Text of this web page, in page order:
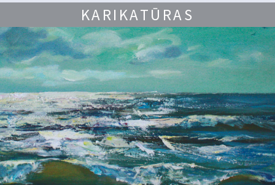
KARIKATŪRAS